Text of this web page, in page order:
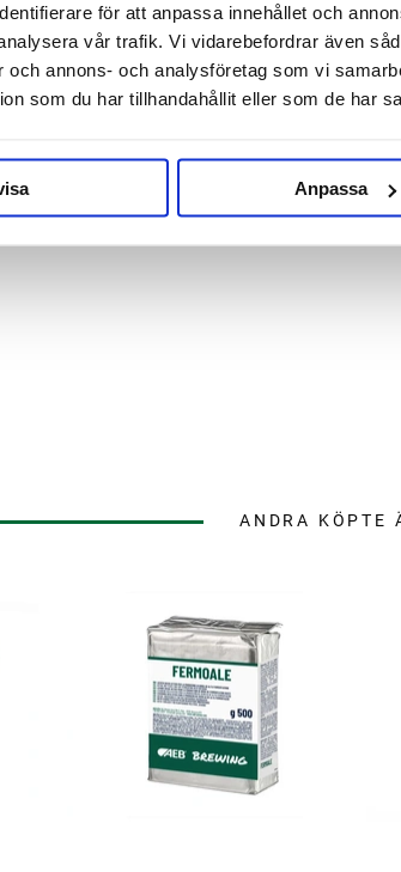
för att anpassa innehållet och
vår trafik. Vi vidarebefordrar även
och annons- och analysföretag som vi
som du har tillhandahållit eller som de har
Anpassa
ANDRA KÖPTE